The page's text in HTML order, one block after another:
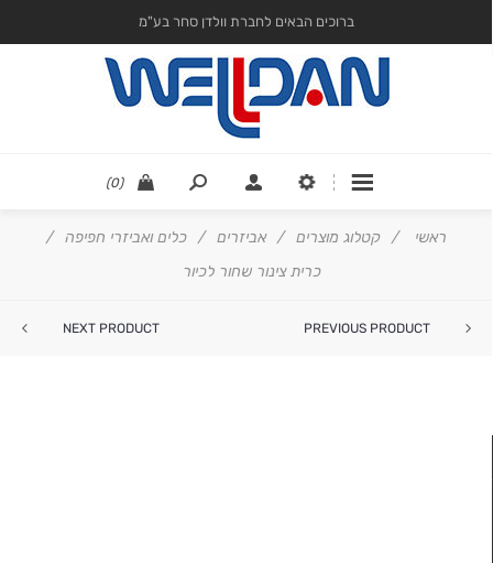
ברוכים הבאים לחברת וולדן סחר בע"מ
(0)
ראשי / קטלוג מוצרים / אביזרים / כלים ואביזרי חפיפה /
כרית צינור שחור לכיור
PREVIOUS PRODUCT
NEXT PRODUCT